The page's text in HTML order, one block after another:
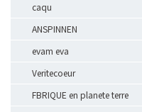
caqu
ANSPINNEN
evam eva
Veritecoeur
FBRIQUE en planete terre